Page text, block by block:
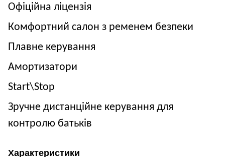
Офіційна ліцензія
Комфортний салон з ременем безпеки
Плавне керування
Амортизатори
Start\Stop
Зручне дистанційне керування для
контролю батьків
Характеристики